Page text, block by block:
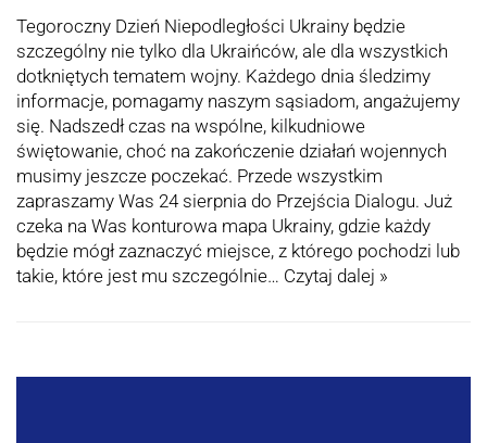
Tegoroczny Dzień Niepodległości Ukrainy będzie
szczególny nie tylko dla Ukraińców, ale dla wszystkich
dotkniętych tematem wojny. Każdego dnia śledzimy
informacje, pomagamy naszym sąsiadom, angażujemy
się. Nadszedł czas na wspólne, kilkudniowe
świętowanie, choć na zakończenie działań wojennych
musimy jeszcze poczekać. Przede wszystkim
zapraszamy Was 24 sierpnia do Przejścia Dialogu. Już
czeka na Was konturowa mapa Ukrainy, gdzie każdy
będzie mógł zaznaczyć miejsce, z którego pochodzi lub
takie, które jest mu szczególnie… Czytaj dalej »